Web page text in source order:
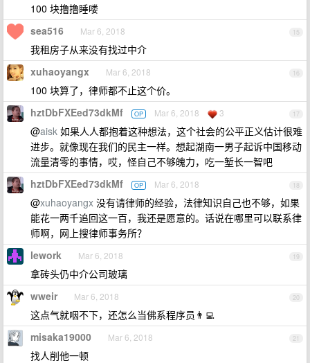
100 块撸撸睡喽
15
sea516 Mar 6, 2018
我租房子从来没有找过中介
16
xuhaoyangx Mar 6, 2018
100 块算了，律师都不止这个价。
17
hztDbFXEed73dkMf OP Mar 6, 2018 3
@aisk 如果人人都抱着这种想法，这个社会的公平正义估计很难
进步。就像现在我们的民主一样。想起湖南一男子起诉中国移动
流量清零的事情，哎，怪自己不够魄力，吃一堑长一智吧
18
hztDbFXEed73dkMf OP Mar 6, 2018
@xuhaoyangx 没有请律师的经验，法律知识自己也不够，如果
能花一两千追回这一百，我还是愿意的。话说在哪里可以联系律
师啊，网上搜律师事务所？
19
lework Mar 6, 2018
拿砖头仍中介公司玻璃
20
wweir Mar 6, 2018
这点气就咽不下，还怎么当佛系程序员👨‍💻‍
21
misaka19000 Mar 6, 2018
找人削他一顿